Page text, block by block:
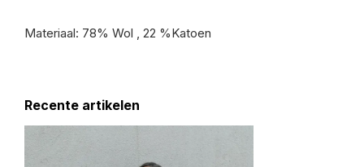
Materiaal: 78% Wol , 22 %Katoen
Recente artikelen